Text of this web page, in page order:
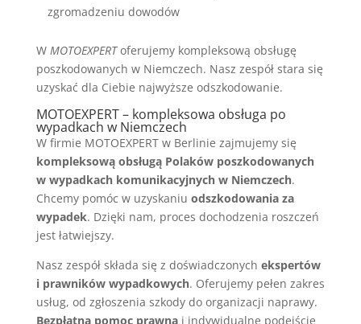
zgromadzeniu dowodów
W MOTOEXPERToferujemy kompleksową obsługę
poszkodowanych w Niemczech. Nasz zespół stara się
uzyskać dla Ciebie najwyższe odszkodowanie.
MOTOEXPERT – kompleksowa obsługa po
wypadkach w Niemczech
W firmie MOTOEXPERT w Berlinie zajmujemy się
kompleksową obsługą Polaków poszkodowanych
w wypadkach komunikacyjnych w Niemczech.
Chcemy pomóc w uzyskaniu odszkodowania za
wypadek. Dzięki nam, proces dochodzenia roszczeń
jest łatwiejszy.
Nasz zespół składa się z doświadczonych ekspertów
i prawników wypadkowych. Oferujemy pełen zakres
usług, od zgłoszenia szkody do organizacji naprawy.
Bezpłatna pomoc prawnai indywidualne podejście